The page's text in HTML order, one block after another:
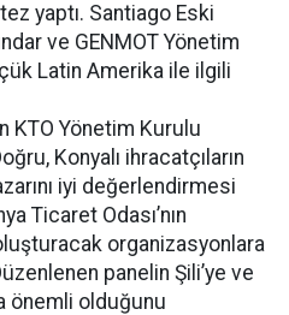
yaptı. Santiago Eski
ve GENMOT Yönetim
Latin Amerika ile ilgili
KTO Yönetim Kurulu
Konyalı ihracatçıların
iyi değerlendirmesi
Ticaret Odası’nın
organizasyonlara
panelin Şili’ye ve
önemli olduğunu